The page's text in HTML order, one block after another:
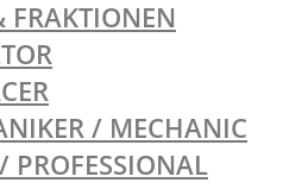
FRAKTIONEN
/ MECHANIC
PROFESSIONAL